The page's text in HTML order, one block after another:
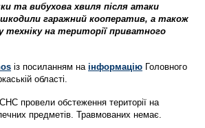
та вибухова хвиля після атаки
гаражний кооператив, а також
техніку на території приватного
із посиланням на інформацію Головного
області.
провели обстеження території на
предметів. Травмованих немає.